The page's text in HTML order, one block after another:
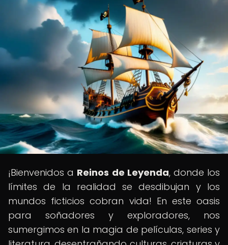
¡Bienvenidos a Reinos de Leyenda, donde los
límites de la realidad se desdibujan y los
mundos ficticios cobran vida! En este oasis
para soñadores y exploradores, nos
sumergimos en la magia de películas, series y